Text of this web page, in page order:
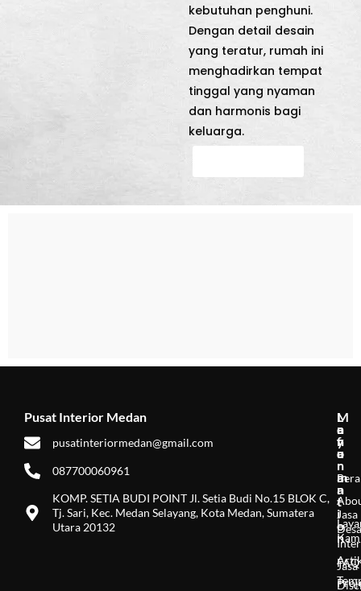
kebutuhan penghuni.
Dengan detail desain
yang teratur, rumah ini
menghadirkan tempat
tinggal yang nyaman
dan harmonis bagi
keluarga.
Pusat Interior Medan
pusatinteriormedan@gmail.com
087700060961
KOMP. SETIA BUDI POINT Jl. Setia Budi No.15 BLOK C,
Tj. Sari, Kec. Medan Selayang, Kota Medan, Sumatera
Utara 20132
M
e
n
u
L
a
y
a
n
a
n
Jasa
Jasa
I
n
f
o
r
m
a
t
i
o
n
FAQ